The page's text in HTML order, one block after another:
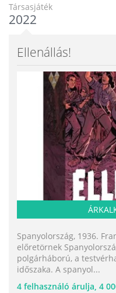
Társasjáték
2022
Ellenállás!
Spanyolország, 1936.
előretörnek
polgárháború, a
időszaka. A spanyol...
4 felhasználó árulja, 4